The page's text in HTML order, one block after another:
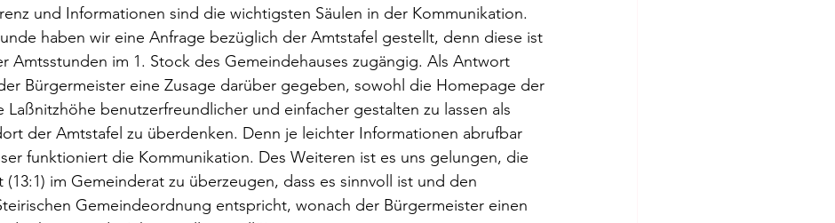
und Informationen sind die wichtigsten Säulen in der Kommunikation.
haben wir eine Anfrage bezüglich der Amtstafel gestellt, denn diese ist
Amtsstunden im 1. Stock des Gemeindehauses zugängig. Als Antwort
Bürgermeister eine Zusage darüber gegeben, sowohl die Homepage der
Laßnitzhöhe benutzerfreundlicher und einfacher gestalten zu lassen als
der Amtstafel zu überdenken. Denn je leichter Informationen abrufbar
funktioniert die Kommunikation. Des Weiteren ist es uns gelungen, die
im Gemeinderat zu überzeugen, dass es sinnvoll ist und den
Gemeindeordnung entspricht, wonach der Bürgermeister einen